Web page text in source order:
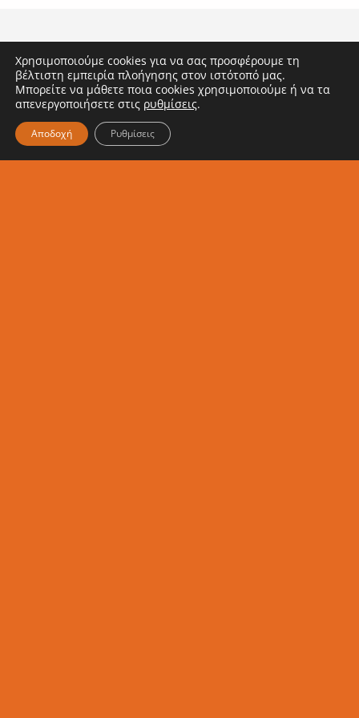
παιδιών
Κάνε εγγραφή στο
Χρησιμοποιούμε cookies για να σας προσφέρουμε τη
βέλτιστη εμπειρία πλοήγησης στον ιστότοπό μας.
Μπορείτε να μάθετε ποια cookies χρησιμοποιούμε ή να τα
απενεργοποιήσετε στις ρυθμίσεις.
Αποδοχή Ρυθμίσεις